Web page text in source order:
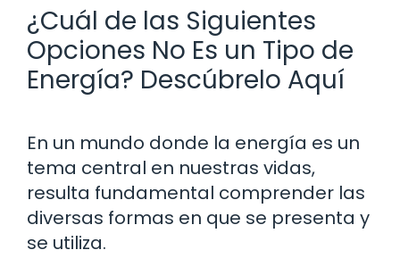
¿Cuál de las Siguientes
Opciones No Es un Tipo de
Energía? Descúbrelo Aquí
En un mundo donde la energía es un
tema central en nuestras vidas,
resulta fundamental comprender las
diversas formas en que se presenta y
se utiliza.